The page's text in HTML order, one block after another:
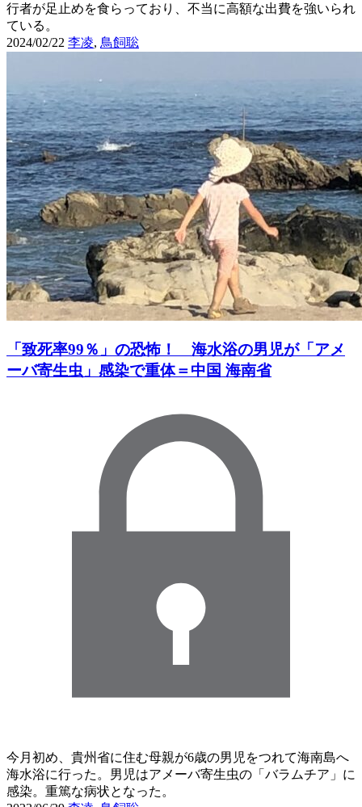
行者が足止めを食らっており、不当に高額な出費を強いられ
ている。
2024/02/22 李凌, 鳥飼聡
「致死率99％」の恐怖！ 海水浴の男児が「アメ
ーバ寄生虫」感染で重体＝中国 海南省
今月初め、貴州省に住む母親が6歳の男児をつれて海南島へ
海水浴に行った。男児はアメーバ寄生虫の「バラムチア」に
感染。重篤な病状となった。